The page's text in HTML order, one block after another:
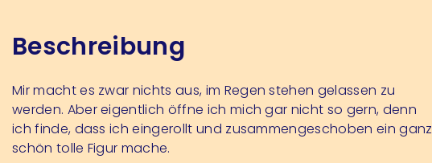
Beschreibung
Mir macht es zwar nichts aus, im Regen stehen gelassen zu
werden. Aber eigentlich öffne ich mich gar nicht so gern, denn
ich finde, dass ich eingerollt und zusammengeschoben ein ganz
schön tolle Figur mache.